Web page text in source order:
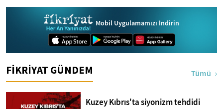
Mobil Uygulamamızı İndirin
FİKRİYAT GÜNDEM Tümü
Kuzey Kıbrıs'ta siyonizm tehdidi